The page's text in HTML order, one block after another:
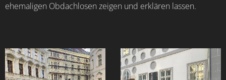
ehemaligen Obdachlosen zeigen und erklären lassen.